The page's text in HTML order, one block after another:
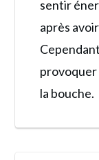
sentir
après
provoquer
la bouche.